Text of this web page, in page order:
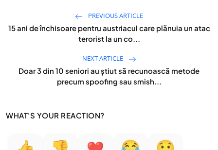
PREVIOUS ARTICLE
15 ani de închisoare pentru austriacul care plănuia un atac
terorist la un co...
NEXT ARTICLE
Doar 3 din 10 seniori au ştiut să recunoască metode
precum spoofing sau smish...
WHAT'S YOUR REACTION?